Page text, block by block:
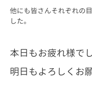
他にも皆さんそれぞれの
した。
本日もお疲れ様でし
明日もよろしくお